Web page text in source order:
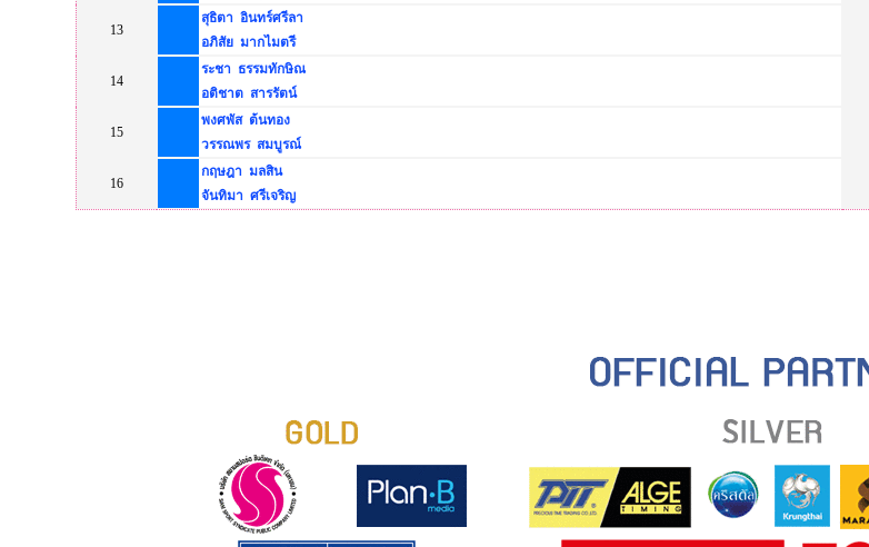
13
สุธิตา อินทร์ศรีลา
อภิสัย มากไมตรี
14
ระชา ธรรมทักษิณ
อติชาต สารรัตน์
15
พงศพัส ต้นทอง
วรรณพร สมบูรณ์
16
กฤษฎา มลสิน
จันทิมา ศรีเจริญ